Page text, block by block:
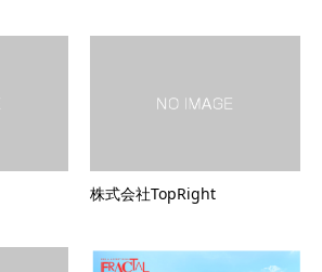
株式会社TopRight